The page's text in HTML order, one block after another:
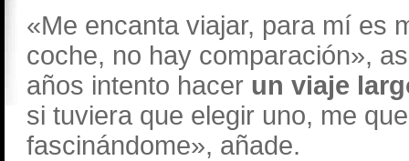
«Me encanta viajar, para mí es
coche, no hay comparación»,
años intento hacer un viaje
si tuviera que elegir uno, me
fascinándome», añade.